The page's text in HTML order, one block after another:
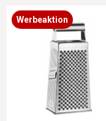
Werbeaktion